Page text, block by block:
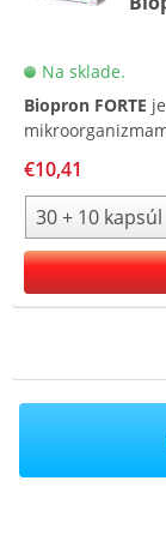
Na sklade.
Biopron FORTE
€10,41